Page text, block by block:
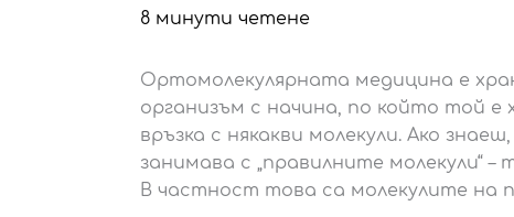
8 минути четене
Ортомолекулярната медицина е
организъм с начина, по който той е
връзка с някакви молекули. Ако
занимава с „правилните молекули“
В частност това са молекулите на